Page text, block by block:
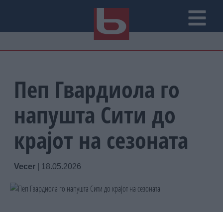
Пеп Гвардиола го
напушта Сити до
крајот на сезоната
Vecer 18.05.2026